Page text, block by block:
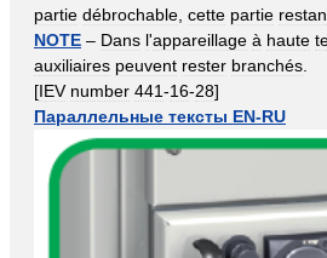
partie débrochable cette partie
NOTE – Dans l'appareillage à haute
auxiliaires peuvent rester branchés
[IEV number 441-16-28]
Параллельные тексты EN-RU